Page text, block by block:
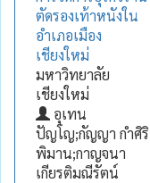
ตัดรองเท้าหนังใน
อำเภอเมือง
เชียงใหม่
มหาวิทยาลัย
เชียงใหม่
อุเทน
ปัญโญ;กัญญา กำศิริ
พิมาน;กาญจนา
เกียรติมณีรัตน์